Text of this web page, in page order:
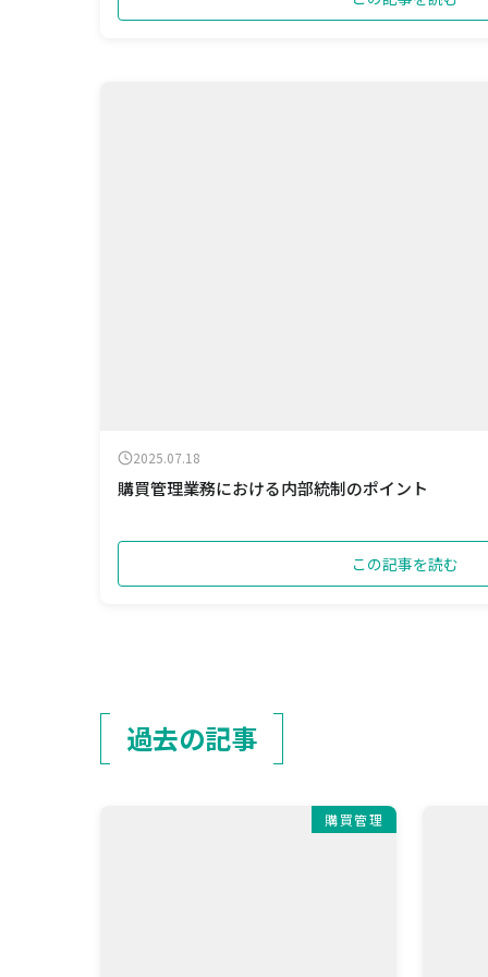
2025.07.18
購買管理業務における内部統制のポイント
この記事を読む
過去の記事
購買管理